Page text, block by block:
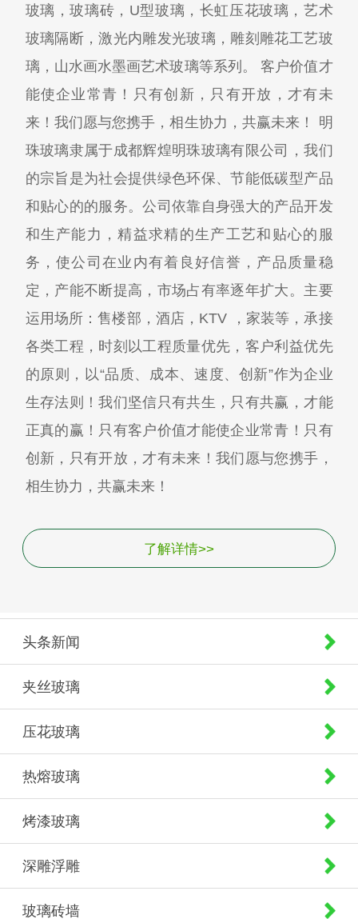
玻璃，玻璃砖，U型玻璃，长虹压花玻璃，艺术
玻璃隔断，激光内雕发光玻璃，雕刻雕花工艺玻
璃，山水画水墨画艺术玻璃等系列。 客户价值才
能使企业常青！只有创新，只有开放，才有未
来！我们愿与您携手，相生协力，共赢未来！ 明
珠玻璃隶属于成都辉煌明珠玻璃有限公司，我们
的宗旨是为社会提供绿色环保、节能低碳型产品
和贴心的的服务。公司依靠自身强大的产品开发
和生产能力，精益求精的生产工艺和贴心的服
务，使公司在业内有着良好信誉，产品质量稳
定，产能不断提高，市场占有率逐年扩大。主要
运用场所：售楼部，酒店，KTV ，家装等，承接
各类工程，时刻以工程质量优先，客户利益优先
的原则，以“品质、成本、速度、创新”作为企业
生存法则！我们坚信只有共生，只有共赢，才能
正真的赢！只有客户价值才能使企业常青！只有
创新，只有开放，才有未来！我们愿与您携手，
相生协力，共赢未来！
了解详情>>
头条新闻
夹丝玻璃
压花玻璃
热熔玻璃
烤漆玻璃
深雕浮雕
玻璃砖墙